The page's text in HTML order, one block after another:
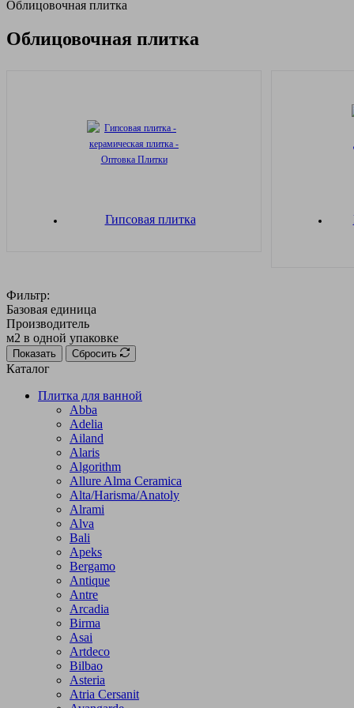
Облицовочная плитка
Облицовочная плитка
Гипсовая плитка
Фильтр:
Базовая единица
Производитель
м2 в одной упаковке
Показать Сбросить
Каталог
Плитка для ванной
Abba
Adelia
Ailand
Alaris
Algorithm
Allure Alma Ceramica
Alta/Harisma/Anatoly
Alrami
Alva
Bali
Apeks
Bergamo
Antique
Antre
Arcadia
Birma
Asai
Artdeco
Bilbao
Asteria
Atria Cersanit